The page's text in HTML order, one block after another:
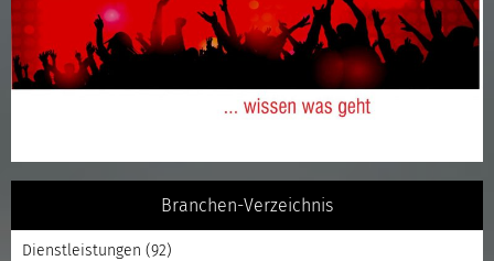
Branchen-Verzeichnis
Dienstleistungen (92)